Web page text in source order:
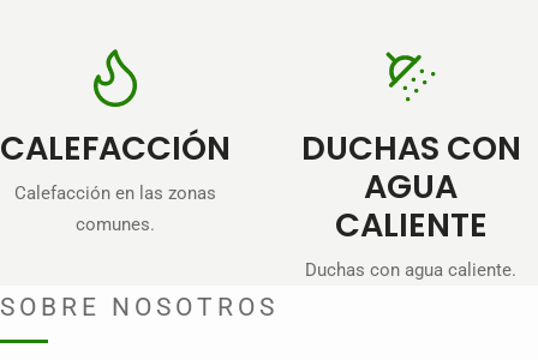
CALEFACCIÓN
Calefacción en las zonas
comunes.
DUCHAS CON
AGUA
CALIENTE
Duchas con agua caliente.
SOBRE NOSOTROS